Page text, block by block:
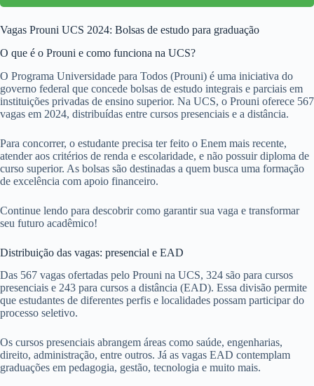
Vagas Prouni UCS 2024: Bolsas de estudo para graduação
O que é o Prouni e como funciona na UCS?
O Programa Universidade para Todos (Prouni) é uma iniciativa do
governo federal que concede bolsas de estudo integrais e parciais em
instituições privadas de ensino superior. Na UCS, o Prouni oferece 567
vagas em 2024, distribuídas entre cursos presenciais e a distância.
Para concorrer, o estudante precisa ter feito o Enem mais recente,
atender aos critérios de renda e escolaridade, e não possuir diploma de
curso superior. As bolsas são destinadas a quem busca uma formação
de excelência com apoio financeiro.
Continue lendo para descobrir como garantir sua vaga e transformar
seu futuro acadêmico!
Distribuição das vagas: presencial e EAD
Das 567 vagas ofertadas pelo Prouni na UCS, 324 são para cursos
presenciais e 243 para cursos a distância (EAD). Essa divisão permite
que estudantes de diferentes perfis e localidades possam participar do
processo seletivo.
Os cursos presenciais abrangem áreas como saúde, engenharias,
direito, administração, entre outros. Já as vagas EAD contemplam
graduações em pedagogia, gestão, tecnologia e muito mais.